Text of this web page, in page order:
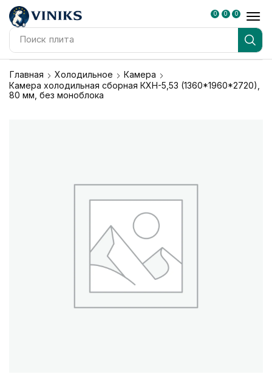
Поиск плита
0 0 0
Главная Холодильное
Камера
Камера холодильная сборная КХН-5,53 (1360*1960*2720),
80 мм, без моноблока